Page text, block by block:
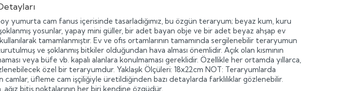
yumurta cam fanus içerisinde tasarladığımız, bu özgün teraryum; beyaz kum, kuru
yosunlar, yapay mini güller, bir adet bayan obje ve bir adet beyaz ahşap ev
tamamlanmıştır. Ev ve ofis ortamlarının tamamında sergilenebilir teraryumun
ve şoklanmış bitkiler olduğundan hava alması önemlidir. Açık olan kısmının
veya büfe vb. kapalı alanlara konulmaması gereklidir. Özellikle her ortamda yıllarca,
özel bir teraryumdur. Yaklaşık Ölçüleri: 18x22cm NOT: Teraryumlarda
camlar, üfleme cam işçiliğiyle üretildiğinden bazı detaylarda farklılıklar gözlenebilir.
ağız bitiş noktalarının her biri kendine özgüdür.